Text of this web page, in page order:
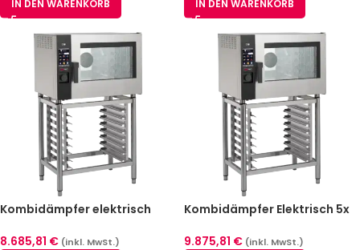
IN DEN WARENKORB IN DEN WARENKORB
Kombidämpfer elektrisch
8.685,81 € (inkl. MwSt.)
Kombidämpfer Elektrisch 5x
Automatisches Waschen
9.875,81 € (inkl. MwSt.)